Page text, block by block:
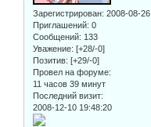
Зарегистрирован: 2008-08-26
Приглашений: 0
Сообщений: 133
Уважение: [+28/-0]
Позитив: [+29/-0]
Провел на форуме:
11 часов 39 минут
Последний визит:
2008-12-10 19:48:20